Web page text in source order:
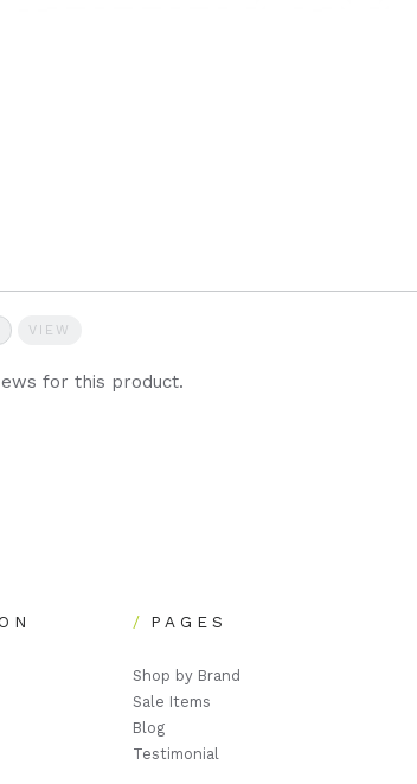
VIEW
for this product.
PAGES
Shop by Brand
Sale Items
Blog
Testimonial